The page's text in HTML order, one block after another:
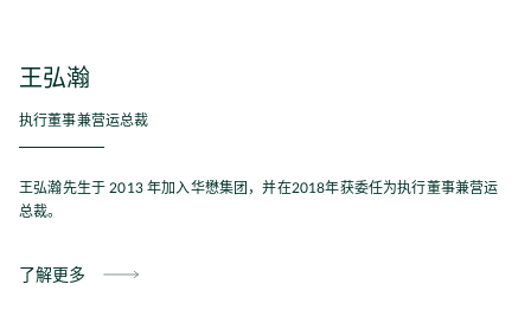
王弘瀚
执行董事兼营运总裁
王弘瀚先生于 2013 年加入华懋集团，并在2018年获委任为执行董事兼营运
总裁。
了解更多